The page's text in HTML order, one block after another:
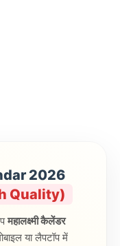
2026
Quality)
महालक्ष्मी कैलेंडर
या लैपटॉप में